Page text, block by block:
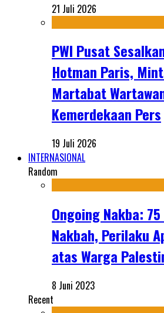
21 Juli 2026
PWI Pusat
Hotman Paris,
Martabat
Kemerdekaan Pers
19 Juli 2026
INTERNASIONAL
Random
Ongoing Nakba:
Nakbah, Perilaku
atas Warga
8 Juni 2023
Recent